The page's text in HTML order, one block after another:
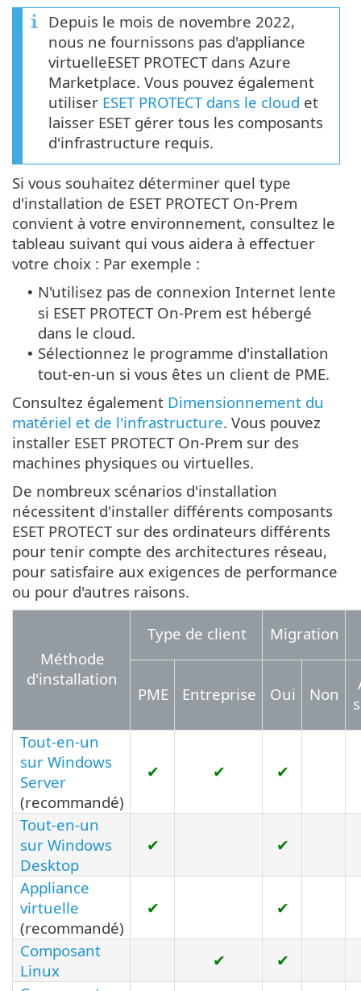
Depuis le mois de novembre 2022,
nous ne fournissons pas d'appliance
virtuelleESET PROTECT dans Azure
Marketplace. Vous pouvez également
utiliser ESET PROTECT dans le cloud et
laisser ESET gérer tous les composants
d'infrastructure requis.
Si vous souhaitez déterminer quel type
d'installation de ESET PROTECT On-Prem
convient à votre environnement, consultez le
tableau suivant qui vous aidera à effectuer
votre choix : Par exemple :
• N'utilisez pas de connexion Internet lente
si ESET PROTECT On-Prem est hébergé
dans le cloud.
• Sélectionnez le programme d'installation
tout-en-un si vous êtes un client de PME.
Consultez également Dimensionnement du
matériel et de l'infrastructure. Vous pouvez
installer ESET PROTECT On-Prem sur des
machines physiques ou virtuelles.
De nombreux scénarios d'installation
nécessitent d'installer différents composants
ESET PROTECT sur des ordinateurs différents
pour tenir compte des architectures réseau,
pour satisfaire aux exigences de performance
ou pour d'autres raisons.
Méthode
d'installation
Type de client Migration
PME Entreprise Oui Non
Tout-en-un
sur Windows
Server
(recommandé)
✔ ✔ ✔
Tout-en-un
sur Windows
Desktop
✔ ✔
Appliance
virtuelle
(recommandé)
✔ ✔
Composant
Linux
✔
✔